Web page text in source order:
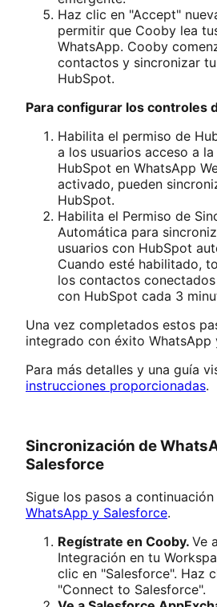
Haz clic en "Accept"
permitir que Cooby lea
WhatsApp. Cooby
contactos y sincronizar
HubSpot.
Para configurar los controles
Habilita el permiso de
a los usuarios acceso a
HubSpot en WhatsApp
activado, pueden
HubSpot.
Habilita el Permiso de
Automática para
usuarios con HubSpot
Cuando esté habilitado,
los contactos
con HubSpot cada 3
Una vez completados estos
integrado con éxito WhatsApp
Para más detalles y una guía
instrucciones proporcionadas.
Sincronización de
Salesforce
Sigue los pasos a continuación
WhatsApp y Salesforce.
Regístrate en Cooby. Ve
Integración en tu
clic en "Salesforce". Haz
"Connect to Salesforce".